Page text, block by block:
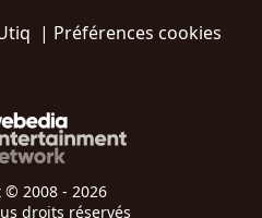
| Préférences cookies
© 2008 - 2026
droits réservés